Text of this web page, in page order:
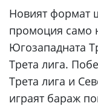
Новият формат
промоция само
Югозападната
Трета лига.
Трета лига и
играят бараж